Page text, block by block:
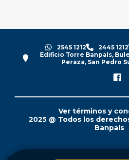
2545 1212 2445 1212
Edificio Torre Banpaís,
Peraza, San Pedro
Ver términos y
2025 @ Todos los
Banpaís